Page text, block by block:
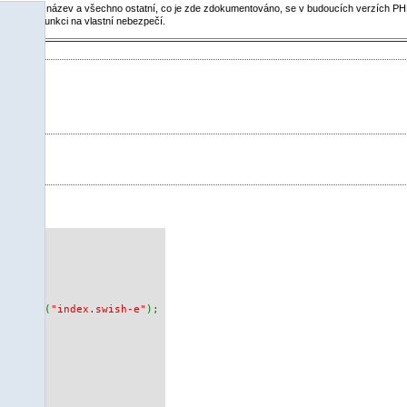
její název a všechno ostatní, co je zde zdokumentováno, se v budoucích verzích
tuto funkci na vlastní nebezpečí.
( "index.swish-e" );